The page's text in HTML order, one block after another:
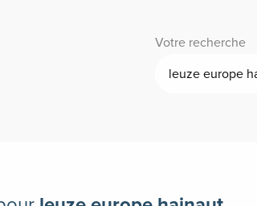
Votre recherche